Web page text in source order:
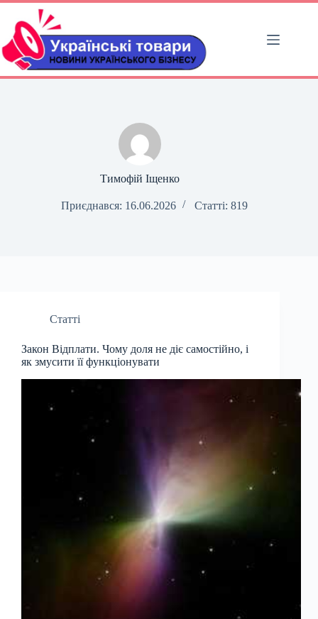
Перейти
вмісту
Тимофій Іщенко
Приєднався: 16.06.2026 Статті: 819
Статті
Закон Відплати. Чому доля не діє самостійно, і
як змусити її функціонувати